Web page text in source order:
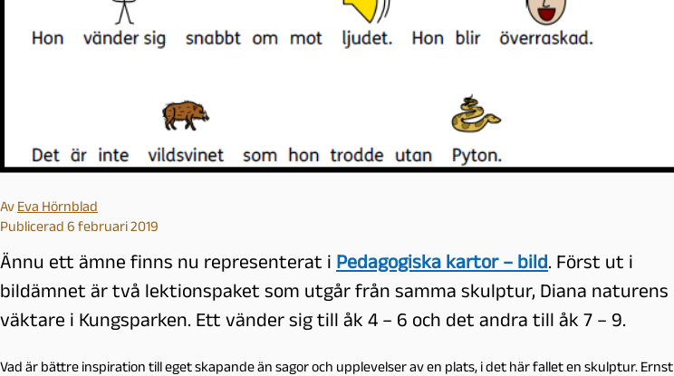
Av Eva Hörnblad
Publicerad 6 februari 2019
Ännu ett ämne finns nu representerat i Pedagogiska kartor – bild. Först ut i
bildämnet är två lektionspaket som utgår från samma skulptur, Diana naturens
väktare i Kungsparken. Ett vänder sig till åk 4 – 6 och det andra till åk 7 – 9.
Vad är bättre inspiration till eget skapande än sagor och upplevelser av en plats, i det här fallet en skulptur. Ernst